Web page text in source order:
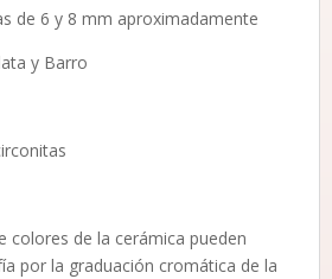
de 6 y 8 mm aproximadamente
y Barro
colores de la cerámica pueden
por la graduación cromática de la